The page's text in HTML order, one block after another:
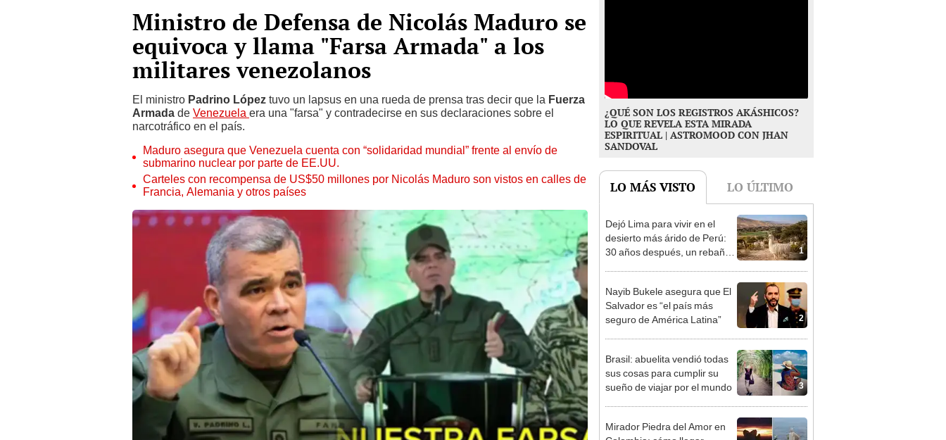
Ministro de Defensa de Nicolás Maduro se
equivoca y llama "Farsa Armada" a los
militares venezolanos
El ministro Padrino López tuvo un lapsus en una rueda de prensa tras decir que la Fuerza
Armada de Venezuela era una "farsa" y contradecirse en sus declaraciones sobre el
narcotráfico en el país.
Maduro asegura que Venezuela cuenta con “solidaridad mundial” frente al envío de
submarino nuclear por parte de EE.UU.
Carteles con recompensa de US$50 millones por Nicolás Maduro son vistos en calles de
Francia, Alemania y otros países
¿QUÉ SON LOS REGISTROS AKÁSHICOS?
LO QUE REVELA ESTA MIRADA
ESPIRITUAL | ASTROMOOD CON JHAN
SANDOVAL
LO MÁS VISTO LO ÚLTIMO
1
Dejó Lima para vivir en el
desierto más árido de Perú:
30 años después, un rebaño
2
Nayib Bukele asegura que El
Salvador es “el país más
seguro de América Latina”
3
Brasil: abuelita vendió todas
sus cosas para cumplir su
sueño de viajar por el mundo
Mirador Piedra del Amor en